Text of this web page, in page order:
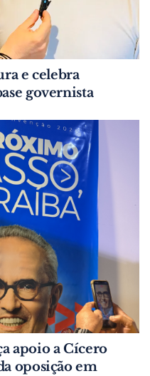
e celebra
governista
apoio a Cícero
oposição em